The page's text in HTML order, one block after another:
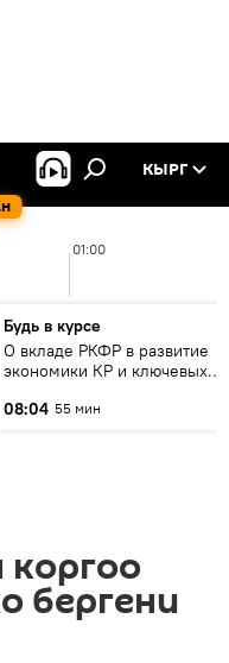
КЫРГ
01:00
Будь в курсе
О вкладе РКФР в развитие
экономики КР и ключевых
08:04 55 мин
бергени